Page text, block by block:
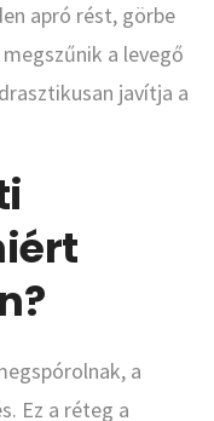
apró rést, görbe
a levegő
javítja a
a
Ez a réteg a